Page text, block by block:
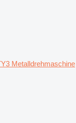
Metalldrehmaschine